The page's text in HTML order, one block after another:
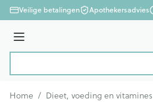
Ga naar de inhoud
Veilige betalingen Apothekersadvies
Menu
Home / Dieet, voeding en vitamines